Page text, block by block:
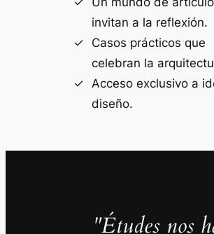
invitan a la reflexión.
Casos prácticos que
celebran la
Acceso exclusivo a
diseño.
"Études nos